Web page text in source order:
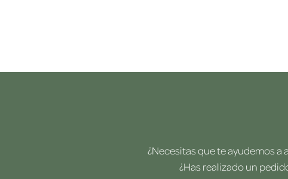
¿Necesitas que te ayudemos a
¿Has realizado un